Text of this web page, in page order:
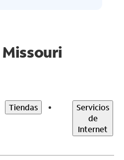
Missouri
Tiendas
Servicios
de
Internet